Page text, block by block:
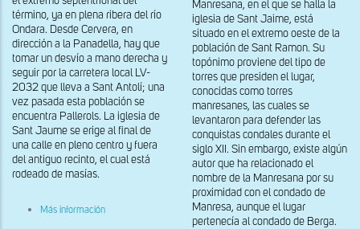
término, ya en plena ribera del río
Ondara. Desde Cervera, en
dirección a la Panadella, hay que
tomar un desvío a mano derecha y
seguir por la carretera local LV-
2032 que lleva a Sant Antolí; una
vez pasada esta población se
encuentra Pallerols. La iglesia de
Sant Jaume se erige al final de
una calle en pleno centro y fuera
del antiguo recinto, el cual está
rodeado de masías.
Más información
Manresana, en el que se halla la
iglesia de Sant Jaime, está
situado en el extremo oeste de la
población de Sant Ramon. Su
topónimo proviene del tipo de
torres que presiden el lugar,
conocidas como torres
manresanes, las cuales se
levantaron para defender las
conquistas condales durante el
siglo XII. Sin embargo, existe algún
autor que ha relacionado el
nombre de la Manresana por su
proximidad con el condado de
Manresa, aunque el lugar
pertenecía al condado de Berga.